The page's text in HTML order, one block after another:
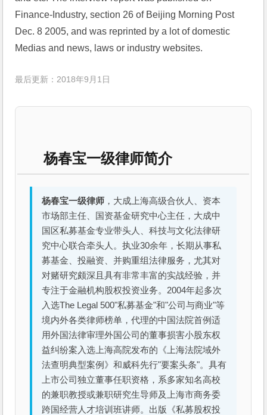
Finance-Industry, section 26 of Beijing Morning Post
Dec. 8 2005, and was reprinted by a lot of domestic
Medias and news, laws or industry websites.
最后更新：2018年9月1日
杨春宝一级律师简介
杨春宝一级律师 ，大成上海高级合伙人、资本
市场部主任、国资基金研究中心主任，大成中
国区私募基金专业带头人、科技与文化法律研
究中心联合牵头人。执业30余年，长期从事私
募基金、投融资、并购重组法律服务，尤其对
对赌研究颇深且具有非常丰富的实战经验，并
专注于金融机构股权投资业务。2004年起多次
入选The Legal 500"私募基金"和"公司与商业"等
境内外各类律师榜单，代理的中国法院首例适
用外国法律审理外国公司的董事损害小股东权
益纠纷案入选上海高院发布的《上海法院域外
法查明典型案例》和威科先行"要案头条"。具有
上市公司独立董事任职资格，系多家知名高校
的兼职教授或兼职研究生导师及上海市商务委
跨国经营人才培训班讲师。出版《私募股权投